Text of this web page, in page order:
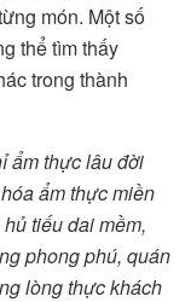
món. Một số
thể tìm thấy
trong thành
ẩm thực lâu đời
ẩm thực miền
tiếu dai mềm,
phong phú, quán
lòng thực khách